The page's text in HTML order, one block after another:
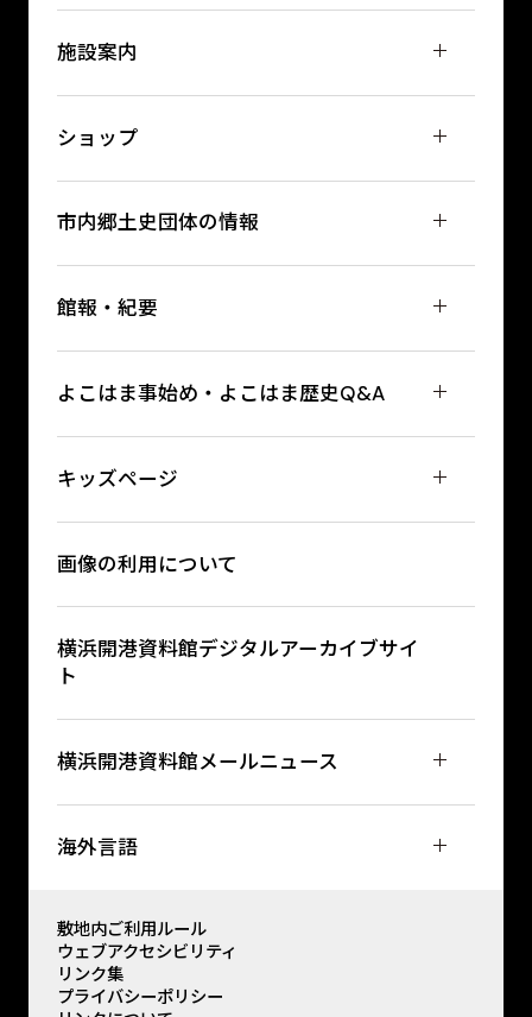
施設案内
ショップ
市内郷土史団体の情報
館報・紀要
よこはま事始め・よこはま歴史Q&A
キッズページ
画像の利用について
横浜開港資料館デジタルアーカイブサイ
ト
横浜開港資料館メールニュース
海外言語
敷地内ご利用ルール
ウェブアクセシビリティ
リンク集
プライバシーポリシー